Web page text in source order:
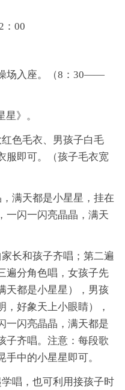
：00
场入座。（8：30——
》。
色毛衣、男孩子白毛
服即可。（孩子毛衣宽
满天都是小星星，挂在
一闪一闪亮晶晶，满天
长和孩子齐唱；第二遍
遍分角色唱，女孩子先
天都是小星星），男孩
，好象天上小眼睛），
一闪亮晶晶，满天都是
子齐唱。注意：每段歌
中的小星星即可。
唱，也可利用接孩子时